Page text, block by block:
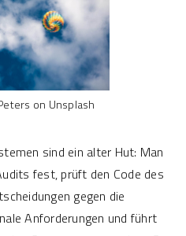
on Unsplash
sind ein alter Hut: Man
fest, prüft den Code des
gegen die
Anforderungen und führt